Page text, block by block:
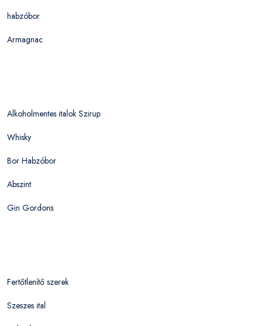
habzóbor
Armagnac
Alkoholmentes italok Szirup
Whisky
Bor Habzóbor
Abszint
Gin Gordons
Fertőtlenítő szerek
Szeszes ital